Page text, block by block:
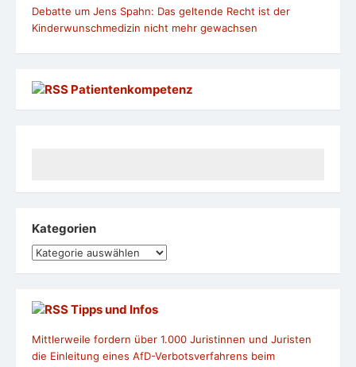
Debatte um Jens Spahn: Das geltende Recht ist der
Kinderwunschmedizin nicht mehr gewachsen
Patientenkompetenz
Kategorien
Kategorien
Tipps und Infos
Mittlerweile fordern über 1.000 Juristinnen und Juristen
die Einleitung eines AfD-Verbotsverfahrens beim